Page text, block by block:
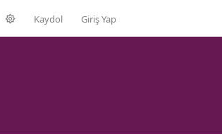
Kaydol Giriş Yap